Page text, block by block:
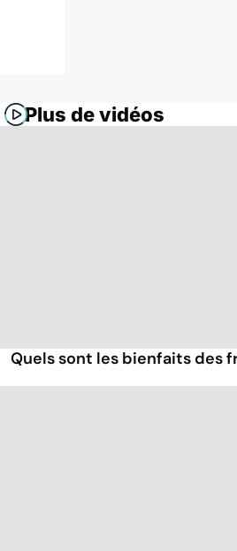
Plus de vidéos
Quels sont les bienfaits des